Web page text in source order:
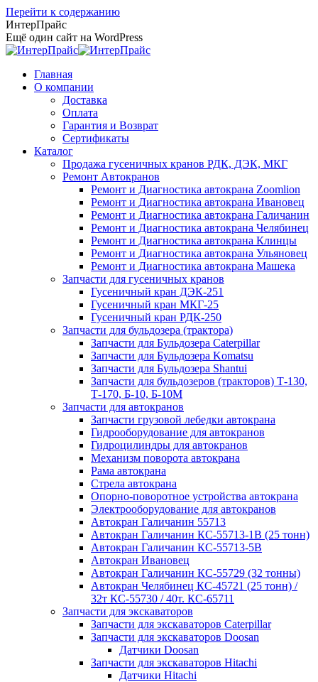
Перейти к содержанию
ИнтерПрайс
Ещё один сайт на WordPress
Главная
О компании
Доставка
Оплата
Гарантия и Возврат
Сертификаты
Каталог
Продажа гусеничных кранов РДК, ДЭК, МКГ
Ремонт Автокранов
Ремонт и Диагностика автокрана Zoomlion
Ремонт и Диагностика автокрана Ивановец
Ремонт и Диагностика автокрана Галичанин
Ремонт и Диагностика автокрана Челябинец
Ремонт и Диагностика автокрана Клинцы
Ремонт и Диагностика автокрана Ульяновец
Ремонт и Диагностика автокрана Машека
Запчасти для гусеничных кранов
Гусеничный кран ДЭК-251
Гусеничный кран МКГ-25
Гусеничный кран РДК-250
Запчасти для бульдозера (трактора)
Запчасти для Бульдозера Caterpillar
Запчасти для Бульдозера Komatsu
Запчасти для Бульдозера Shantui
Запчасти для бульдозеров (тракторов) Т-130,
Т-170, Б-10, Б-10М
Запчасти для автокранов
Запчасти грузовой лебедки автокрана
Гидрооборудование для автокранов
Гидроцилиндры для автокранов
Механизм поворота автокрана
Рама автокрана
Стрела автокрана
Опорно-поворотное устройства автокрана
Электрооборудование для автокранов
Автокран Галичанин 55713
Автокран Галичанин КС-55713-1В (25 тонн)
Автокран Галичанин КС-55713-5В
Автокран Ивановец
Автокран Галичанин КС-55729 (32 тонны)
Автокран Челябинец КС-45721 (25 тонн) /
32т КС-55730 / 40т. КС-65711
Запчасти для экскаваторов
Запчасти для экскаваторов Caterpillar
Запчасти для экскаваторов Doosan
Датчики Doosan
Запчасти для экскаваторов Hitachi
Датчики Hitachi